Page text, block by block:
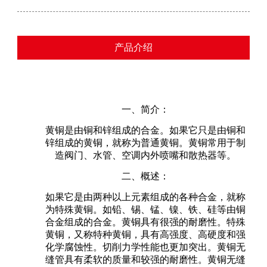
产品介绍
一、简介：
黄铜是由铜和锌组成的合金。如果它只是由铜和
锌组成的黄铜，就称为普通黄铜。黄铜常用于制
造阀门、水管、空调内外喷嘴和散热器等。
二、概述：
如果它是由两种以上元素组成的各种合金，就称
为特殊黄铜。如铅、锡、锰、镍、铁、硅等由铜
合金组成的合金。黄铜具有很强的耐磨性。特殊
黄铜，又称特种黄铜，具有高强度、高硬度和强
化学腐蚀性。切削力学性能也更加突出。黄铜无
缝管具有柔软的质量和较强的耐磨性。黄铜无缝